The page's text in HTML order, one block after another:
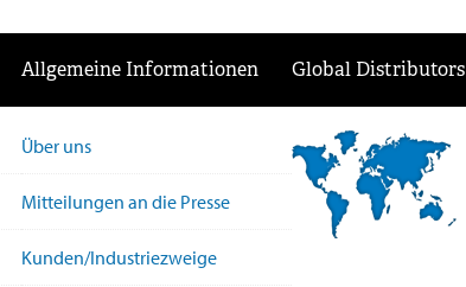
Allgemeine Informationen
Über uns
Mitteilungen an die Presse
Kunden/Industriezweige
Global Distributors